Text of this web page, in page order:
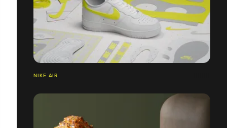
NIKE AIR